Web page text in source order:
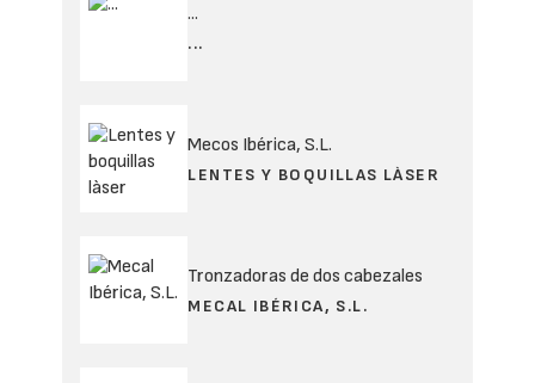
...
...
Mecos Ibérica, S.L.
LENTES Y BOQUILLAS LÀSER
Tronzadoras de dos cabezales
MECAL IBÉRICA, S.L.